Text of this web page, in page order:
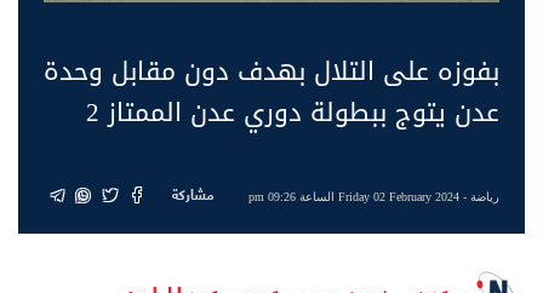
بفوزه على التلال بهدف دون مقابل وحدة
عدن يتوج ببطولة دوري عدن الممتاز 2
رياضة- Friday 02 February 2024 الساعة 09:26 pm مشاركة